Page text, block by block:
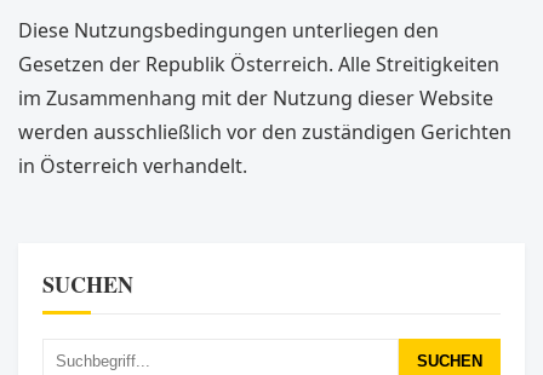
Diese Nutzungsbedingungen unterliegen den
Gesetzen der Republik Österreich. Alle Streitigkeiten
im Zusammenhang mit der Nutzung dieser Website
werden ausschließlich vor den zuständigen Gerichten
in Österreich verhandelt.
SUCHEN
SUCHEN